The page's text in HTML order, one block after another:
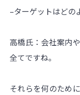
–ターゲットはどの
高橋氏：会社案内
全てですね。
それらを何のため